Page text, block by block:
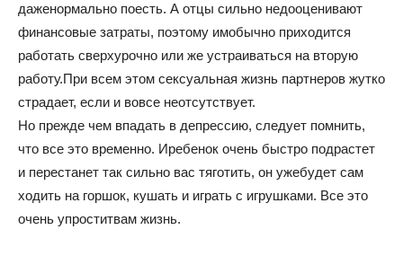
даженормально поесть. А отцы сильно недооценивают
финансовые затраты, поэтому имобычно приходится
работать сверхурочно или же устраиваться на вторую
работу.При всем этом сексуальная жизнь партнеров жутко
страдает, если и вовсе неотсутствует.
Но прежде чем впадать в депрессию, следует помнить,
что все это временно. Иребенок очень быстро подрастет
и перестанет так сильно вас тяготить, он ужебудет сам
ходить на горшок, кушать и играть с игрушками. Все это
очень упроститвам жизнь.